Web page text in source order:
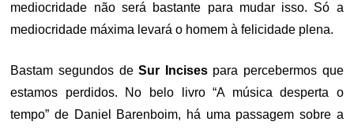
mediocridade não será bastante para mudar isso. Só a
mediocridade máxima levará o homem à felicidade plena.
Bastam segundos deSur Incisespara percebermos que
estamos perdidos. No belo livro “A música desperta o
tempo” de Daniel Barenboim, há uma passagem sobre a